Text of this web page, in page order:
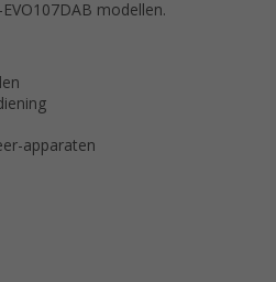
modellen.
apparaten